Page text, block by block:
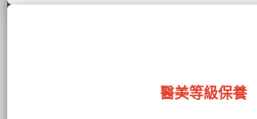
醫美等級保養